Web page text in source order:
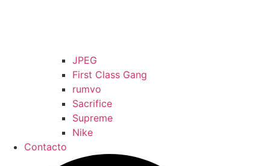
JPEG
First Class Gang
rumvo
Sacrifice
Supreme
Nike
Contacto